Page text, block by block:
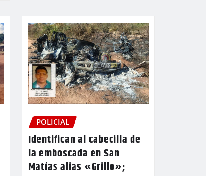
POLICIAL
Identifican al cabecilla de
la emboscada en San
Matías alias «Grillo»;